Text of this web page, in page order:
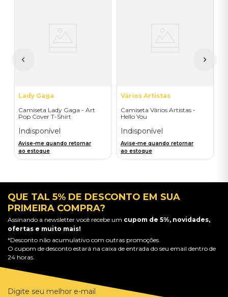
Lady Gaga
Camiseta Lady Gaga - Art
Pop Cover T-Shirt
Indisponível
Avise-me quando retornar
ao estoque
Vários Artistas
Camiseta Vários Artistas -
Hello You
Indisponível
Avise-me quando retornar
ao estoque
QUE TAL 5% DE DESCONTO EM SUA
PRIMEIRA COMPRA?
Assinando a newsletter você recebe um cupom de 5%, novidades,
ofertas e muito mais!
*Desconto não acumulativo com outras promoções.
O cupom de desconto estará na caixa de entrada do seu email dentro de
24 horas.
Digite seu melhor e-mail